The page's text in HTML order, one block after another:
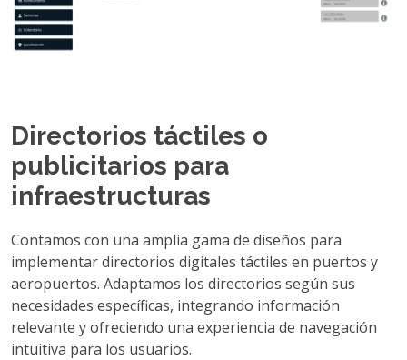
Directorios táctiles o
publicitarios para
infraestructuras
Contamos con una amplia gama de diseños para
implementar directorios digitales táctiles en puertos y
aeropuertos. Adaptamos los directorios según sus
necesidades específicas, integrando información
relevante y ofreciendo una experiencia de navegación
intuitiva para los usuarios.